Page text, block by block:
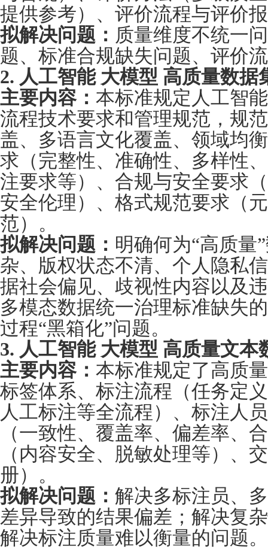
提供参考）、评价流程与评价
拟解决问题： 质量维度不统一
题、标准合规缺失问题、评价
2. 人工智能 大模型 高质量数据
主要内容： 本标准规定人工智
流程技术要求和管理规范，规
盖、多语言文化覆盖、领域均
求（完整性、准确性、多样性
注要求等）、合规与安全要求
安全伦理）、格式规范要求（
范）。
拟解决问题： 明确何为“高质量
杂、版权状态不清、个人隐私
据社会偏见、歧视性内容以及
多模态数据统一治理标准缺失
过程“黑箱化”问题。
3. 人工智能 大模型 高质量文本
主要内容： 本标准规定了高质
标签体系、标注流程（任务定
人工标注等全流程）、标注人
（一致性、覆盖率、偏差率、
（内容安全、脱敏处理等）、
册）。
拟解决问题： 解决多标注员、
差异导致的结果偏差；解决复
解决标注质量难以衡量的问题。